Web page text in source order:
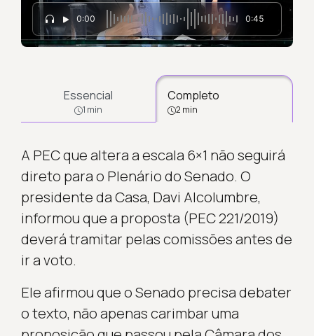
0:00 0:45
Essencial
1 min
Completo
2 min
A PEC que altera a escala 6×1 não seguirá
direto para o Plenário do Senado. O
presidente da Casa, Davi Alcolumbre,
informou que a proposta (PEC 221/2019)
deverá tramitar pelas comissões antes de
ir a voto.
Ele afirmou que o Senado precisa debater
o texto, não apenas carimbar uma